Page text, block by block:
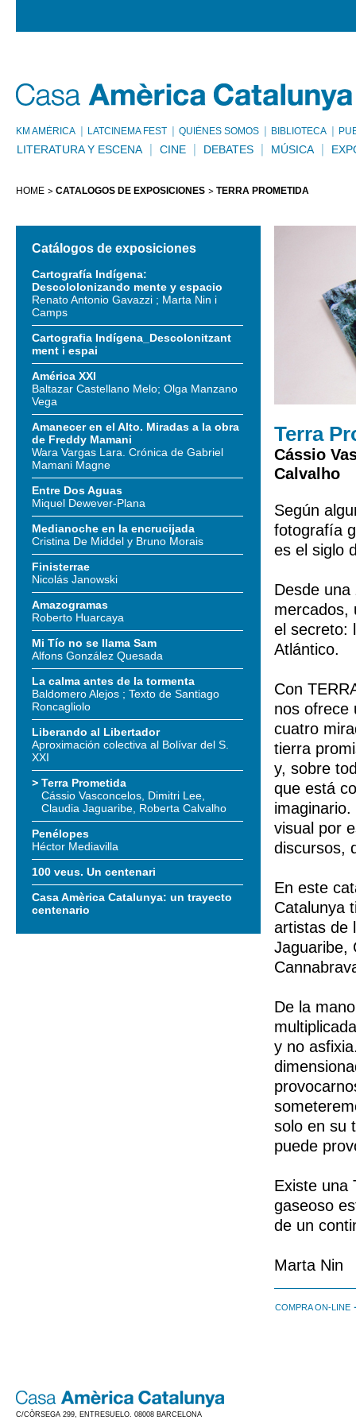
KM AMÈRICA LATCINEMA FEST QUIÉNES SOMOS BIBLIOTECA
LITERATURA Y ESCENA CINE DEBATES MÚSICA
HOME CATÁLOGOS DE EXPOSICIONES TERRA PROMETIDA
Terra
Cássio
Calvalho
Según
fotografía
es el siglo
Desde
mercados,
el secreto:
Atlántico.
Con
nos ofrece
cuatro
tierra
y, sobre
que está
visual por
discursos,
En este
Catalunya
artistas de
Jaguaribe,
De la
y no
solo en su
puede
Existe una
gaseoso
de un
Marta Nin
COMPRA ON-LINE
Catálogos de exposiciones
Cartografía Indígena:
Descololonizando mente y espacio
Renato Antonio Gavazzi ; Marta Nin i
Camps
Cartografia Indígena_Descolonitzant
ment i espai
América XXI
Baltazar Castellano Melo; Olga Manzano
Vega
Amanecer en el Alto. Miradas a la obra
de Freddy Mamani
Wara Vargas Lara. Crónica de Gabriel
Mamani Magne
Entre Dos Aguas
Miquel Dewever-Plana
Medianoche en la encrucijada
Cristina De Middel y Bruno Morais
Finisterrae
Nicolás Janowski
Amazogramas
Roberto Huarcaya
Mi Tío no se llama Sam
Alfons González Quesada
La calma antes de la tormenta
Baldomero Alejos ; Texto de Santiago
Roncagliolo
Liberando al Libertador
Aproximación colectiva al Bolívar del S.
XXI
Terra Prometida
Cássio Vasconcelos, Dimitri Lee,
Claudia Jaguaribe, Roberta Calvalho
Penélopes
Héctor Mediavilla
100 veus. Un centenari
Casa Amèrica Catalunya: un trayecto
centenario
C/CÒRSEGA 299, ENTRESUELO. 08008 BARCELONA